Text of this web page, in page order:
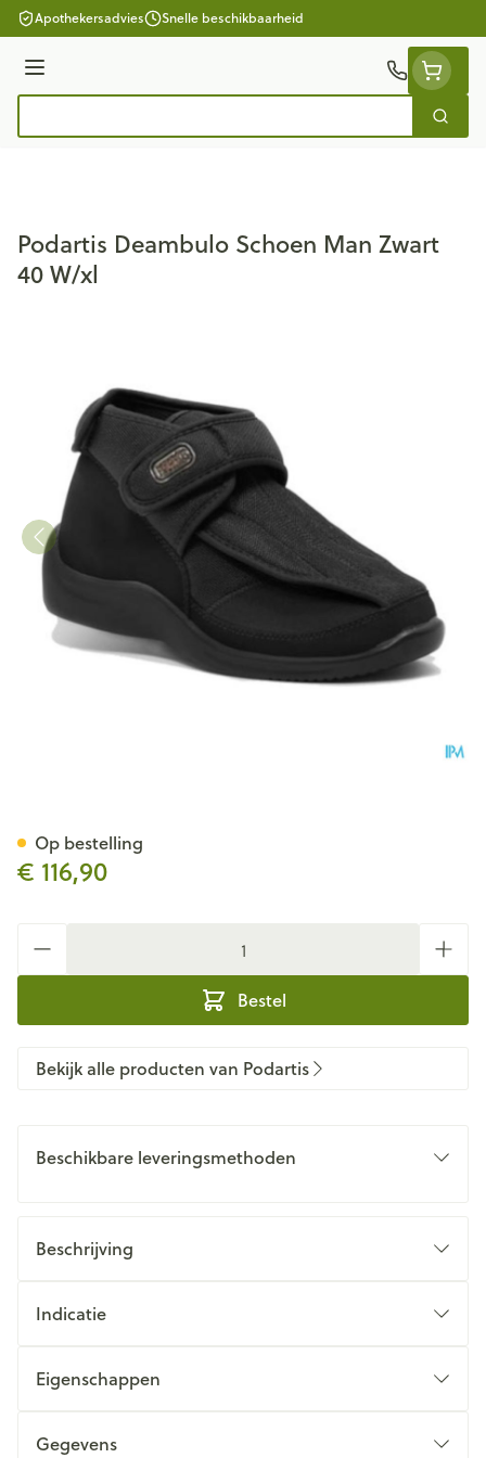
Ga naar de inhoud
Apothekersadvies Snelle beschikbaarheid
Menu
Zoek
Podartis Deambulo Schoen Man Zwart
40 W/xl
€ 116,90
Bestel
Op bestelling
Bekijk alle producten van Podartis
Beschikbare leveringsmethoden
Beschrijving
Indicatie
Eigenschappen
Gegevens